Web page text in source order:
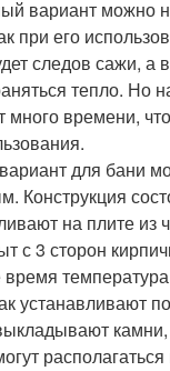
вариант можно
при его
следов сажи, а
тепло. Но
много времени,
для бани
Конструкция
на плите из
с 3 сторон
время
устанавливают
камни,